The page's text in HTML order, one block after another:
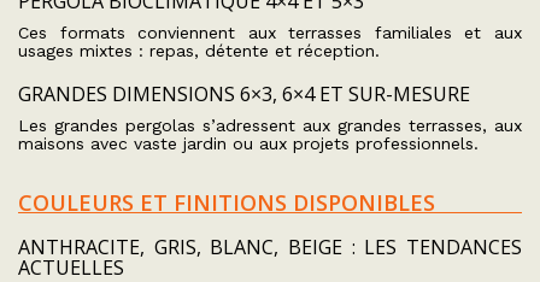
Ces formats conviennent aux terrasses familiales et aux
usages mixtes : repas, détente et réception.
GRANDES DIMENSIONS 6×3, 6×4 ET SUR-MESURE
Les grandes pergolas s’adressent aux grandes terrasses, aux
maisons avec vaste jardin ou aux projets professionnels.
COULEURS ET FINITIONS DISPONIBLES
ANTHRACITE, GRIS, BLANC, BEIGE : LES TENDANCES
ACTUELLES